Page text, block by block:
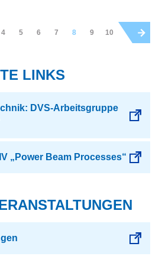
4 5 6 7 8 9 10
LINKS
DVS-Arbeitsgruppe
„Power Beam Processes“